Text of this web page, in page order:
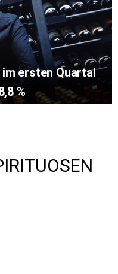
ersten Quartal
%